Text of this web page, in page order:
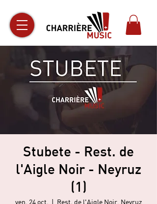
Stubete - Rest. de
l'Aigle Noir - Neyruz
(1)
ven. 24 oct.
  |
Rest. de l'Aigle Noir, Neyruz